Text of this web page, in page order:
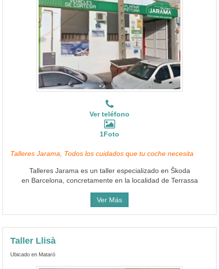
Ver teléfono
1Foto
Talleres Jarama, Todos los cuidados que tu coche necesita
Talleres Jarama es un taller especializado en Škoda
en Barcelona, concretamente en la localidad de Terrassa
Ver Más
Taller Llisà
Ubicado en Mataró